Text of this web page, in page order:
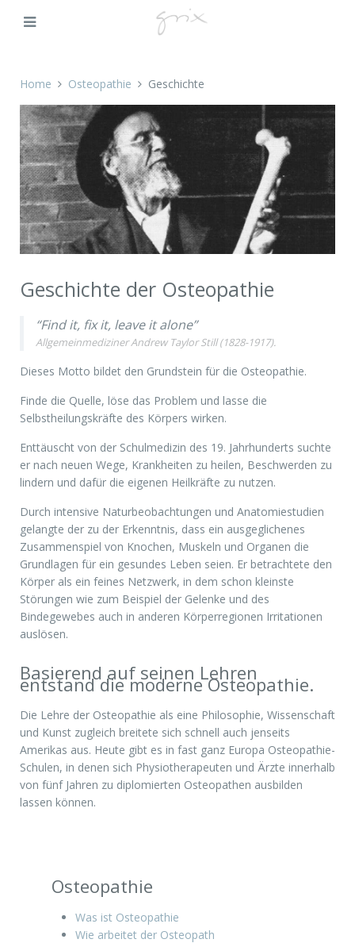
Home Osteopathie Geschichte
Geschichte der Osteopathie
“Find it, fix it, leave it alone”
Allgemeinmediziner Andrew Taylor Still (1828-1917).
Dieses Motto bildet den Grundstein für die Osteopathie.
Finde die Quelle, löse das Problem und lasse die
Selbstheilungskräfte des Körpers wirken.
Enttäuscht von der Schulmedizin des 19. Jahrhunderts suchte
er nach neuen Wege, Krankheiten zu heilen, Beschwerden zu
lindern und dafür die eigenen Heilkräfte zu nutzen.
Durch intensive Naturbeobachtungen und Anatomiestudien
gelangte der zu der Erkenntnis, dass ein ausgeglichenes
Zusammenspiel von Knochen, Muskeln und Organen die
Grundlagen für ein gesundes Leben seien. Er betrachtete den
Körper als ein feines Netzwerk, in dem schon kleinste
Störungen wie zum Beispiel der Gelenke und des
Bindegewebes auch in anderen Körperregionen Irritationen
auslösen.
Basierend auf seinen Lehren
entstand die moderne Osteopathie.
Die Lehre der Osteopathie als eine Philosophie, Wissenschaft
und Kunst zugleich breitete sich schnell auch jenseits
Amerikas aus. Heute gibt es in fast ganz Europa Osteopathie-
Schulen, in denen sich Physiotherapeuten und Ärzte innerhalb
von fünf Jahren zu diplomierten Osteopathen ausbilden
lassen können.
Osteopathie
Was ist Osteopathie
Wie arbeitet der Osteopath